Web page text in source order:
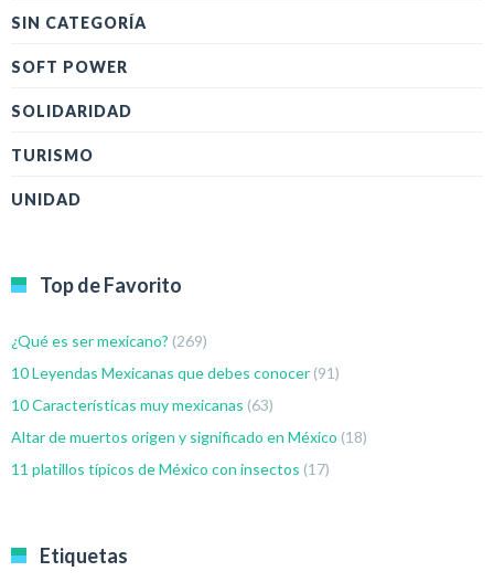
SIN CATEGORÍA
SOFT POWER
SOLIDARIDAD
TURISMO
UNIDAD
Top de Favorito
¿Qué es ser mexicano? (269)
10 Leyendas Mexicanas que debes conocer (91)
10 Características muy mexicanas (63)
Altar de muertos origen y significado en México (18)
11 platillos típicos de México con insectos (17)
Etiquetas